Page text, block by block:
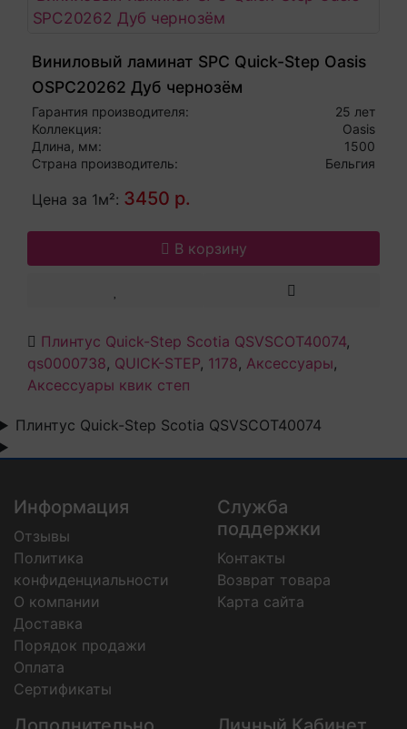
Виниловый ламинат SPC Quick-Step Oasis
OSPC20262 Дуб чернозём
Гарантия производителя:
25 лет
Коллекция:
Oasis
Длина, мм:
1500
Страна производитель:
Бельгия
Цена за 1м²: 3450 р.
В корзину
Плинтус Quick-Step Scotia QSVSCOT40074,
qs0000738, QUICK-STEP, 1178, Аксессуары,
Аксессуары квик степ
Плинтус Quick-Step Scotia QSVSCOT40074
Информация
Отзывы
Политика
конфиденциальности
О компании
Доставка
Порядок продажи
Оплата
Сертификаты
Служба
поддержки
Контакты
Возврат товара
Карта сайта